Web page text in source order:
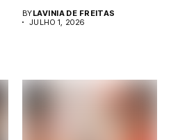
BYLAVINIA DE FREITAS
JULHO 1, 2026